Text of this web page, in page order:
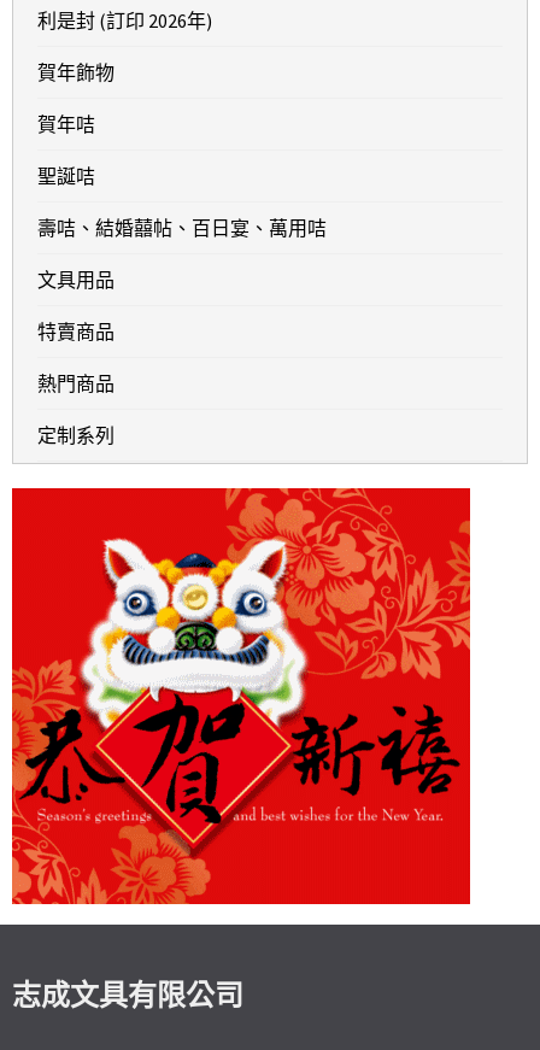
利是封 (訂印 2026年)
賀年飾物
賀年咭
聖誕咭
壽咭、結婚囍帖、百日宴、萬用咭
文具用品
特賣商品
熱門商品
定制系列
志成文具有限公司